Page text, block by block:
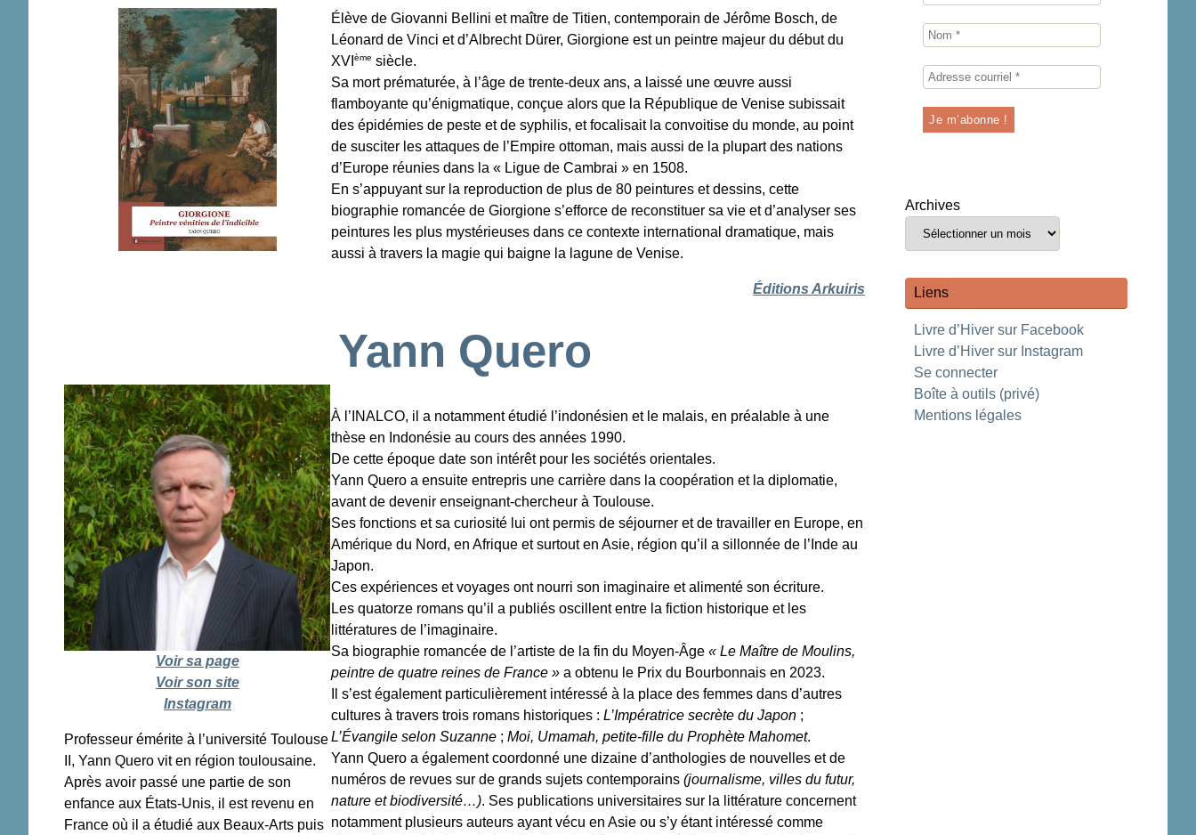
Élève de Giovanni Bellini et maître de Titien, contemporain de Jérôme Bosch, de
Léonard de Vinci et d’Albrecht Dürer, Giorgione est un peintre majeur du début du
XVI ème siècle.
Sa mort prématurée, à l’âge de trente-deux ans, a laissé une œuvre aussi
flamboyante qu’énigmatique, conçue alors que la République de Venise subissait
des épidémies de peste et de syphilis, et focalisait la convoitise du monde, au point
de susciter les attaques de l’Empire ottoman, mais aussi de la plupart des nations
d’Europe réunies dans la « Ligue de Cambrai » en 1508.
En s’appuyant sur la reproduction de plus de 80 peintures et dessins, cette
biographie romancée de Giorgione s’efforce de reconstituer sa vie et d’analyser ses
peintures les plus mystérieuses dans ce contexte international dramatique, mais
aussi à travers la magie qui baigne la lagune de Venise.
Éditions Arkuiris
Yann Quero
Voir sa page
Voir son site
Instagram
Professeur émérite à l’université Toulouse
II, Yann Quero vit en région toulousaine.
Après avoir passé une partie de son
enfance aux États-Unis, il est revenu en
France où il a étudié aux Beaux-Arts puis
À l’INALCO, il a notamment étudié l’indonésien et le malais, en préalable à une
thèse en Indonésie au cours des années 1990.
De cette époque date son intérêt pour les sociétés orientales.
Yann Quero a ensuite entrepris une carrière dans la coopération et la diplomatie,
avant de devenir enseignant-chercheur à Toulouse.
Ses fonctions et sa curiosité lui ont permis de séjourner et de travailler en Europe, en
Amérique du Nord, en Afrique et surtout en Asie, région qu’il a sillonnée de l’Inde au
Japon.
Ces expériences et voyages ont nourri son imaginaire et alimenté son écriture.
Les quatorze romans qu’il a publiés oscillent entre la fiction historique et les
littératures de l’imaginaire.
Sa biographie romancée de l’artiste de la fin du Moyen-Âge « Le Maître de Moulins,
peintre de quatre reines de France »a obtenu le Prix du Bourbonnais en 2023.
Il s’est également particulièrement intéressé à la place des femmes dans d’autres
cultures à travers trois romans historiques : L’Impératrice secrète du Japon;
L’Évangile selon Suzanne; Moi, Umamah, petite-fille du Prophète Mahomet.
Yann Quero a également coordonné une dizaine d’anthologies de nouvelles et de
numéros de revues sur de grands sujets contemporains (journalisme, villes du futur,
nature et biodiversité…). Ses publications universitaires sur la littérature concernent
notamment plusieurs auteurs ayant vécu en Asie ou s’y étant intéressé comme
Archives
Liens
Livre d’Hiver sur Facebook
Livre d’Hiver sur Instagram
Se connecter
Boîte à outils (privé)
Mentions légales